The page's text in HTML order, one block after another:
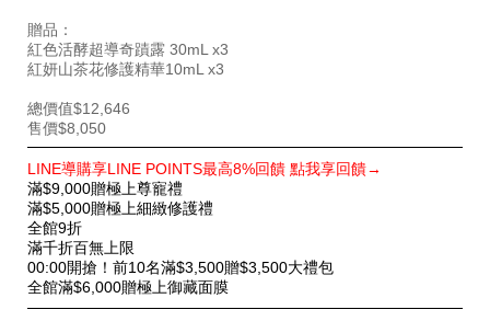
贈品：
紅色活酵超導奇蹟露 30mL x3
紅妍山茶花修護精華10mL x3
總價值$12,646
售價$8,050
別
優
惠
LINE導購享LINE POINTS最高8%回饋 點我享回饋→
滿$9,000贈極上尊寵禮
滿$5,000贈極上細緻修護禮
全館9折
滿千折百無上限
00:00開搶！前10名滿$3,500贈$3,500大禮包
全館滿$6,000贈極上御藏面膜